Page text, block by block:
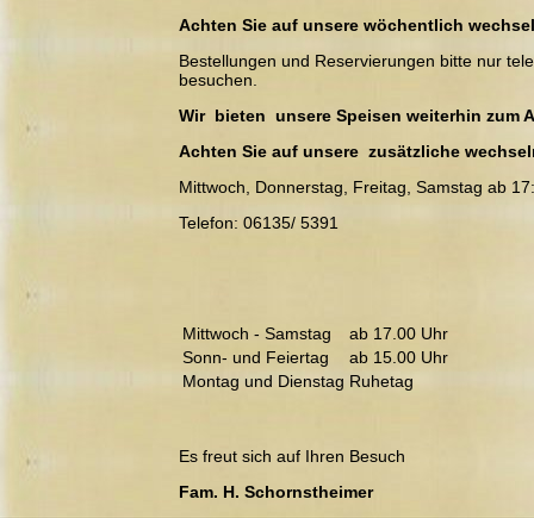
Achten Sie auf unsere wöchentlich
Bestellungen und Reservierungen bitte nur
besuchen.
Wir bieten unsere Speisen weiterhin zum
Achten Sie auf unsere zusätzliche
Mittwoch, Donnerstag, Freitag, Samstag ab
Telefon: 06135/ 5391
Mittwoch - Samstag
ab 17.00 Uhr
Sonn- und Feiertag
ab 15.00 Uhr
Montag und Dienstag Ruhetag
Es freut sich auf Ihren Besuch
Fam. H. Schornstheimer